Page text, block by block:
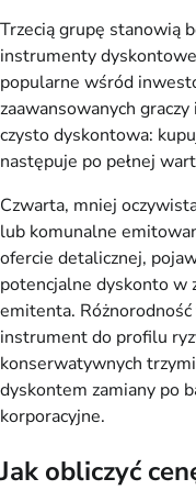
Trzecią grupę stanowią
instrumenty
popularne wśród
zaawansowanych
czysto dyskontowa:
następuje po pełnej
Czwarta, mniej
lub komunalne
ofercie detalicznej,
potencjalne dyskonto w
emitenta.
instrument do profilu
konserwatywnych
dyskontem zamiany po
korporacyjne.
Jak obliczyć